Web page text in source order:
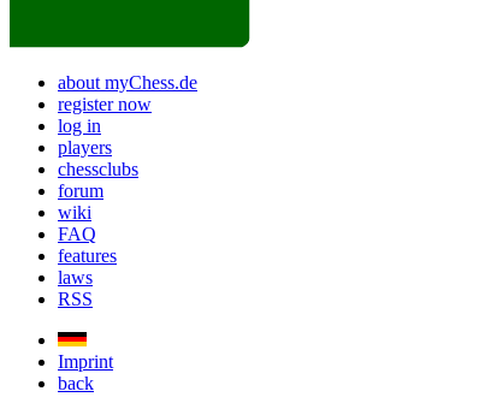
about myChess.de
register now
log in
players
chessclubs
forum
wiki
FAQ
features
laws
RSS
Imprint
back